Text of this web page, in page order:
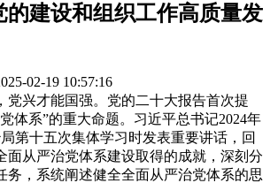
的建设和组织工作高质量发
02-19 10:57:16
兴才能国强。党的二十大报告首次提
体系”的重大命题。习近平总书记2024年
第十五次集体学习时发表重要讲话，回
面从严治党体系建设取得的成就，深刻分
务，系统阐述健全全面从严治党体系的思